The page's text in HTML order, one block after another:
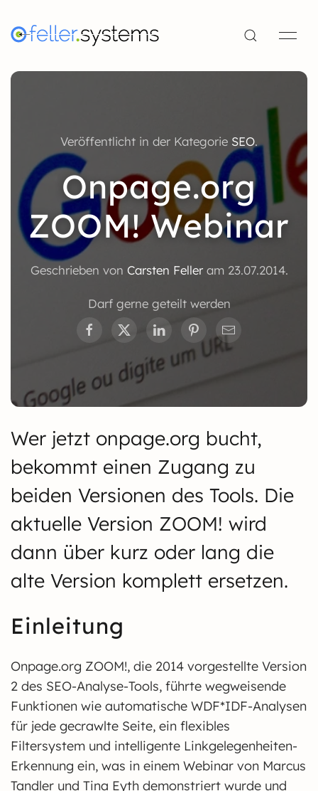
Veröffentlicht in der Kategorie SEO.
Onpage.org
ZOOM! Webinar
Geschrieben von Carsten Felleram 23.07.2014.
Darf gerne geteilt werden
Wer jetzt onpage.org bucht,
bekommt einen Zugang zu
beiden Versionen des Tools. Die
aktuelle Version ZOOM! wird
dann über kurz oder lang die
alte Version komplett ersetzen.
Einleitung
Onpage.org ZOOM!, die 2014 vorgestellte Version
2 des SEO-Analyse-Tools, führte wegweisende
Funktionen wie automatische WDF*IDF-Analysen
für jede gecrawlte Seite, ein flexibles
Filtersystem und intelligente Linkgelegenheiten-
Erkennung ein, was in einem Webinar von Marcus
Tandler und Tina Eyth demonstriert wurde und